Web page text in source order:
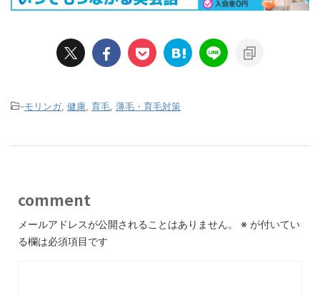
-モリンガ 健康 育毛 薄毛・育毛対策
comment
メールアドレスが公開されることはありません。 ※ が付いてい
る欄は必須項目です